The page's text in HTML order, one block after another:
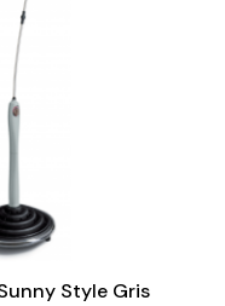
Style Gris